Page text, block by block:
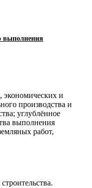
выполнения
экономических и
производства и
углублённое
выполнения
работ,